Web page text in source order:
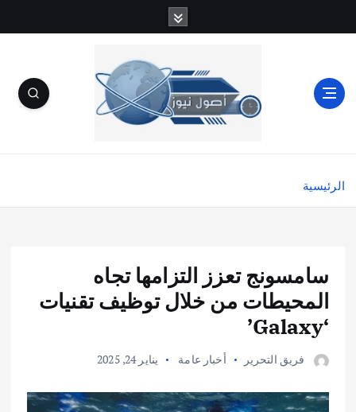
ل
الرئيسية
سامسونج تعزز التزامها تجاه
المحيطات من خلال توظيف تقنيات
‘Galaxy’
فريق التحرير أخبار عامة يناير 24, 2025